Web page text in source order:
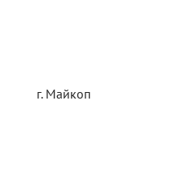
г. Майкоп